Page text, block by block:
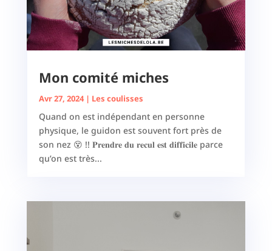
Mon comité miches
Avr 27, 2024| Les coulisses
Quand on est indépendant en personne
physique, le guidon est souvent fort près de
son nez 😵 !! 𝐏𝐫𝐞𝐧𝐝𝐫𝐞 𝐝𝐮 𝐫𝐞𝐜𝐮𝐥 𝐞𝐬𝐭 𝐝𝐢𝐟𝐟𝐢𝐜𝐢𝐥𝐞 parce
qu’on est très...